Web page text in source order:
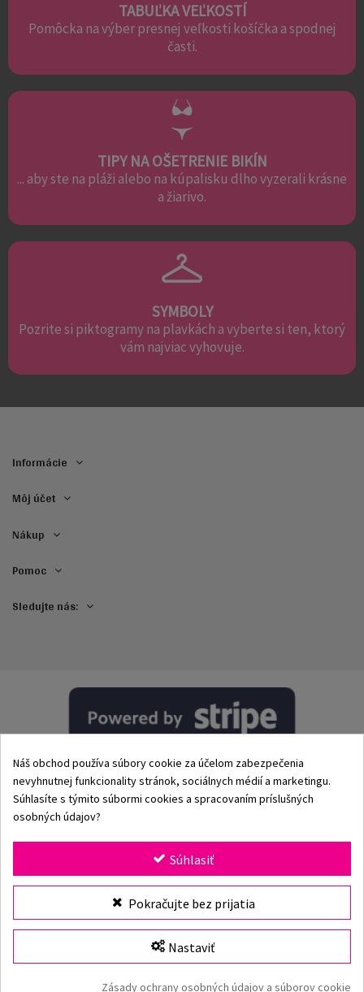
TABUĽKA VEĽKOSTÍ
Pomôcka na výber presnej veľkosti košíčka a spodnej
časti.
TIPY NA OŠETRENIE BIKÍN
... aby ste na pláži alebo na kúpalisku dlho vyzerali krásne
a žiarivo.
SYMBOLY
Pozrite si piktogramy na plavkách a vyberte si ten, ktorý
vám najviac vyhovuje.
Informácie
Môj účet
Nákup
Pomoc
Sledujte nás:
© 2002–2026 Origami-Bikini Kft. Všetky práva vyhradené.
Origami Bikini– prémiové dámske plavky a bikiny priamo
od výrobcu. Objav našu kolekciu pre rok 2026 s klasickými
aj modernými strihmi, jedinečnými vzormi a kvalitnými
plavkami vyrobenými z prvotriednych materiálov. Viac ako
25 rokov skúseností, rýchle doručenie a bezpečné online
Náš obchod používa súbory cookie za účelom zabezpečenia
nevyhnutnej funkcionality stránok, sociálnych médií a marketingu.
Súhlasíte s týmito súbormi cookies a spracovaním príslušných
osobných údajov?
Súhlasiť
Pokračujte bez prijatia
Nastaviť
Zásady ochrany osobných údajov a súborov cookie